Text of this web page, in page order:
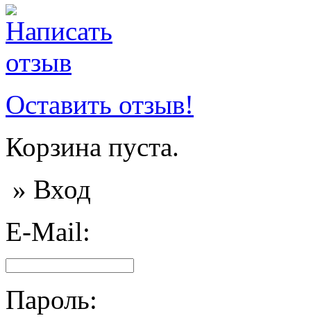
Оставить отзыв!
Корзина пуста.
» Вход
E-Mail:
Пароль: